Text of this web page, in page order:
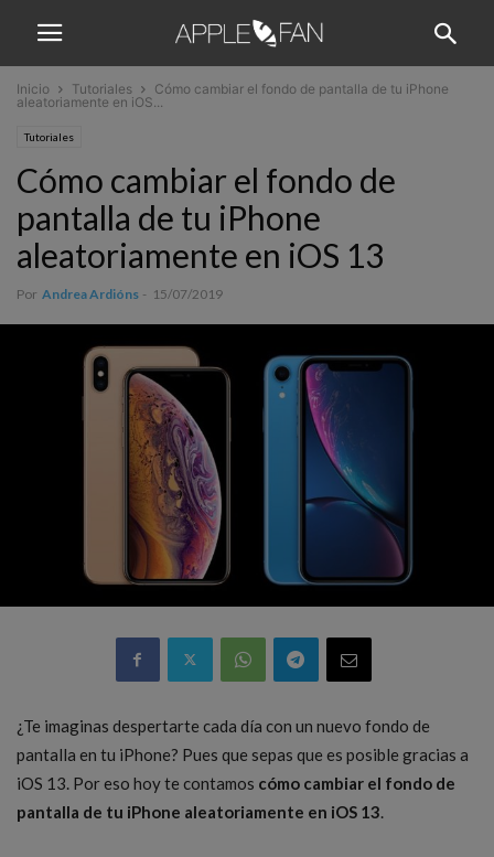
Inicio Tutoriales
Cómo cambiar el fondo de pantalla de tu iPhone
aleatoriamente en iOS...
Tutoriales
Cómo cambiar el fondo de
pantalla de tu iPhone
aleatoriamente en iOS 13
Por Andrea Ardións - 15/07/2019
¿Te imaginas despertarte cada día con un nuevo fondo de
pantalla en tu iPhone? Pues que sepas que es posible gracias a
iOS 13. Por eso hoy te contamos cómo cambiar el fondo de
pantalla de tu iPhone aleatoriamente en iOS 13